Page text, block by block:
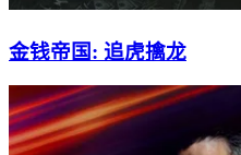
金钱帝国: 追虎擒龙